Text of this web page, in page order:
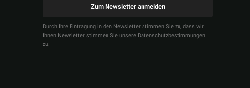
Zum Newsletter anmelden
Durch Ihre Eintragung in den Newsletter stimmen Sie zu, dass wir
Ihnen Newsletter stimmen Sie unsere Datenschutzbestimmungen
zu.